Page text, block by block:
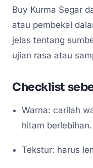
Buy Kurma Segar
atau pembekal
jelas tentang
ujian rasa atau
Checklist
Warna: carilah
hitam berlebihan.
Tekstur: harus